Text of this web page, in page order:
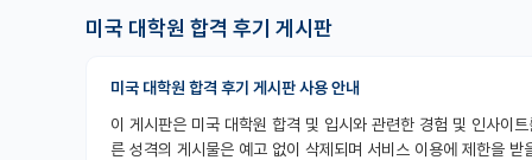
미국 대학원 합격 후기 게시판
미국 대학원 합격 후기 게시판 사용 안내
이 게시판은 미국 대학원 합격 및 입시와 관련한 경험 및 인사이
른 성격의 게시물은 예고 없이 삭제되며 서비스 이용에 제한을 받